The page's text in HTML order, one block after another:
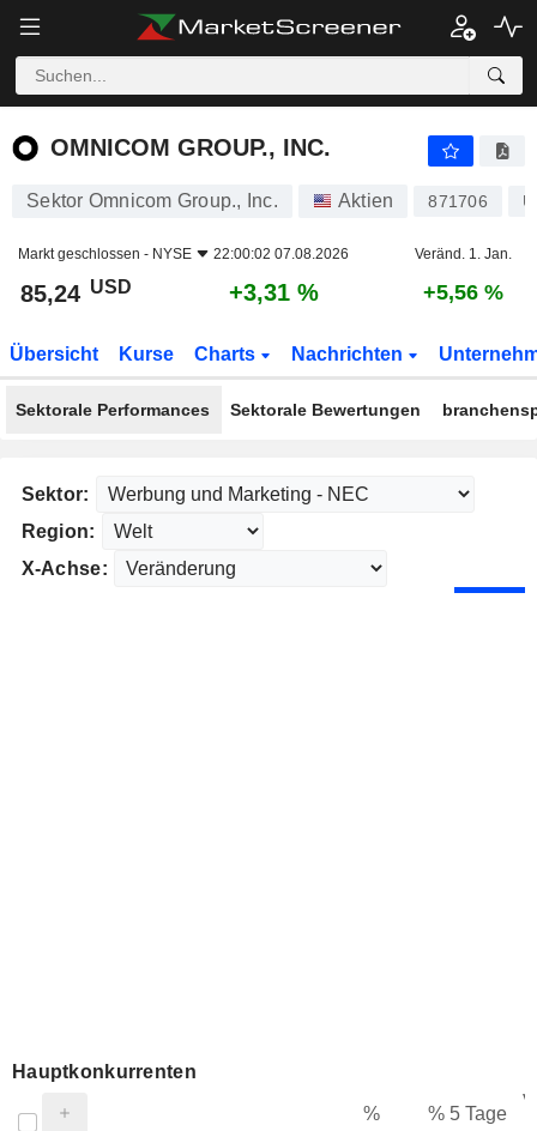
OMNICOM GROUP., INC.
OMNICOM GROUP., INC.
Sektor Omnicom Group., Inc. Aktien 871706
Markt geschlossen - NYSE 22:00:02 07.08.2026 Veränd. 1. Jan.
85,24 USD +3,31 % +5,56 %
Übersicht Kurse Charts Nachrichten
Sektorale Performances Sektorale Bewertungen
Sektor:
Region:
X-Achse:
Hauptkonkurrenten
% % 5 Tage